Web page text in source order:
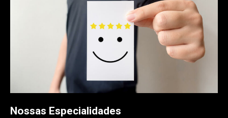
Nossas Especialidades